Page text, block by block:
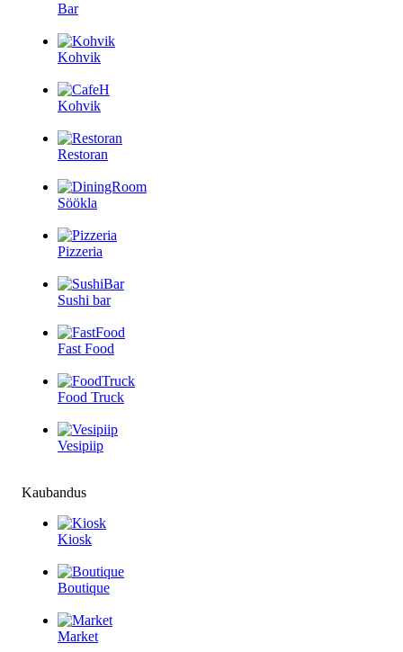
Bar
Kohvik
Kohvik
Restoran
Söökla
Pizzeria
Sushi bar
Fast Food
Food Truck
Vesipiip
Kaubandus
Kiosk
Boutique
Market